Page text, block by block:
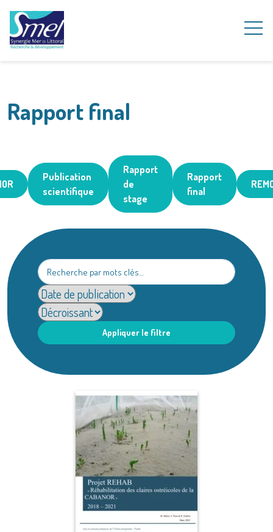
Rapport final
Publication
scientifique
Rapport
de
stage
Rapport
final
Appliquer le filtre